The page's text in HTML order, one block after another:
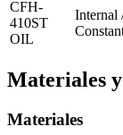
CFH-
410ST
OIL
Internal
Materiales
Materiales